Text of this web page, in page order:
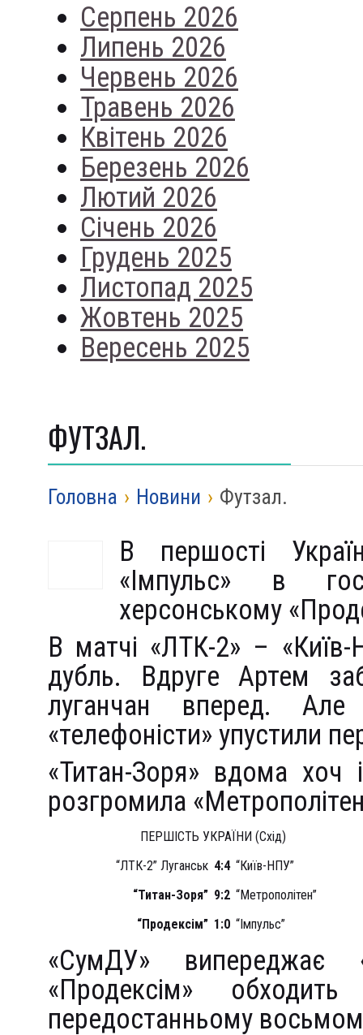
Серпень 2026
Липень 2026
Червень 2026
Травень 2026
Квітень 2026
Березень 2026
Лютий 2026
Січень 2026
Грудень 2025
Листопад 2025
Жовтень 2025
Вересень 2025
ФУТЗАЛ.
Головна › Новини › Футзал.
В першості
«Імпульс» в
херсонському
В матчі «ЛТК-2» –
дубль. Вдруге Артем
луганчан вперед.
«телефоністи» упустили
«Титан-Зоря» вдома хоч
розгромила
ПЕРШІСТЬ УКРАЇНИ (Схід)
“ЛТК-2” Луганськ 4:4 “Київ-НПУ”
“Титан-Зоря” 9:2 “Метрополітен”
“Продексім” 1:0 “Імпульс”
«СумДУ» випереджає
«Продексім»
передостанньому